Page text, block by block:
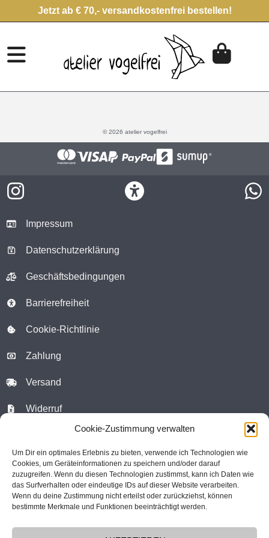
Cookie-Zustimmung verwalten
Um Dir ein optimales Erlebnis zu bieten, verwende ich Technologien wie
Cookies, um Geräteinformationen zu speichern und/oder darauf
zuzugreifen. Wenn du diesen Technologien zustimmst, kann ich Daten wie
das Surfverhalten oder eindeutige IDs auf dieser Website verarbeiten.
Wenn du deine Zustimmung nicht erteilst oder zurückziehst, können
bestimmte Merkmale und Funktionen beeinträchtigt werden.
Jetzt ab € 70,- versandkostenfrei bestellen!
© 2026 atelier vogelfrei
Impressum
Datenschutzerklärung
Geschäftsbedingungen
Barrierefreiheit
Cookie-Richtlinie
Zahlung
Versand
Widerruf
WhatsApp Chat
Kontaktformular
Warenkorb
atelier vogelfrei
c/o Florian Tschörner